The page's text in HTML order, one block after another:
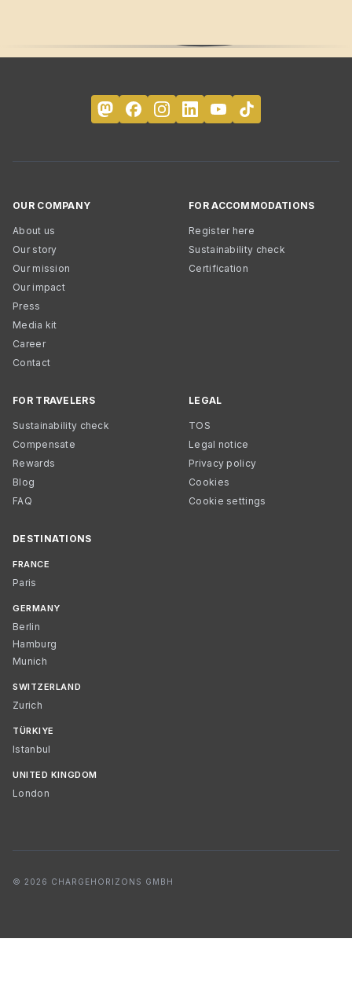
OUR COMPANY
About us
Our story
Our mission
Our impact
Press
Media kit
Career
Contact
FOR ACCOMMODATIONS
Register here
Sustainability check
Certification
FOR TRAVELERS
Sustainability check
Compensate
Rewards
Blog
FAQ
LEGAL
TOS
Legal notice
Privacy policy
Cookies
Cookie settings
DESTINATIONS
FRANCE
Paris
GERMANY
Berlin
Hamburg
Munich
SWITZERLAND
Zurich
TÜRKIYE
Istanbul
UNITED KINGDOM
London
© 2026 CHARGEHORIZONS GMBH